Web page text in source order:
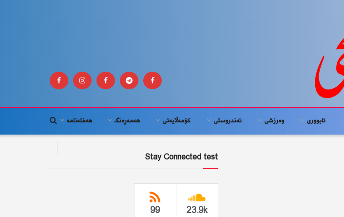
ئابوورى وەرزشی تەندروستى كۆمه‌ڵايه‌تى هەمەڕەنگ هەفتەنامە
Stay Connected test
23.9k
99